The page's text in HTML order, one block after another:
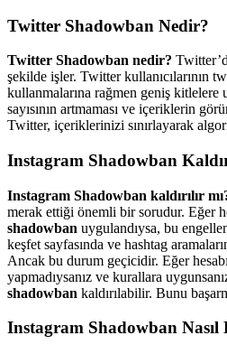
Twitter Shadowban Nedir?
Twitter Shadowban nedir?
şekilde işler. Twitter kullanıcılarının
kullanmalarına rağmen geniş
sayısının artmaması ve içeriklerin
Twitter, içeriklerinizi sınırlayarak
Instagram Shadowban
Instagram Shadowban kaldırılır
merak ettiği önemli bir sorudur. Eğer
shadowban uygulandıysa, bu
keşfet sayfasında ve hashtag
Ancak bu durum geçicidir. Eğer
yapmadıysanız ve kurallara
shadowban kaldırılabilir. Bunu
Instagram Shadowban Nasıl